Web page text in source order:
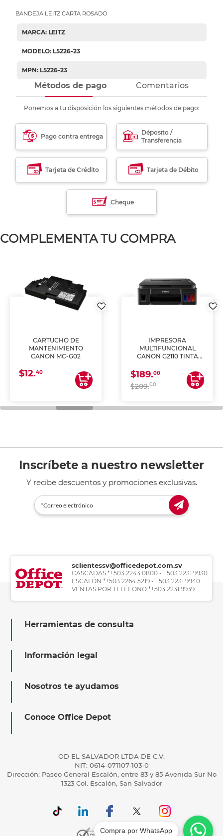
BANDEJA LEITZ CARTA ROSADO
MARCA: LEITZ
MODELO: L5226-23
MPN: L5226-23
Métodos de pago Comentarios
Ponemos a tu disposición los siguientes métodos de pago:
Pago contra entrega
Déposito /
Transferencia
Tarjeta de Crédito Tarjeta de Débito
Cheque
COMPLEMENTA TU COMPRA
CARTUCHO DE
MANTENIMIENTO
CANON MC-G02
$12.40
IMPRESORA
MULTIFUNCIONAL
CANON G2110 TINTA
$189.00
$209.00
Inscríbete a nuestro newsletter
Y recibe descuentos y promociones exclusivas.
sclientessv@officedepot.com.sv
CASCADAS *+503 2243 0800 - +503 2231 9930
ESCALÓN *+503 2264 5219 - +503 2231 9940
VENTAS POR TELÉFONO *+503 2231 9939
Herramientas de consulta
Información legal
Nosotros te ayudamos
Conoce Office Depot
OD EL SALVADOR LTDA DE C.V.
NIT: 0614-071107-103-0
Dirección: Paseo General Escalón, entre 83 y 85 Avenida Sur No
1323 Col. Escalón, San Salvador
Compra por WhatsApp